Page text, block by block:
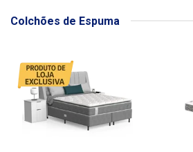
Colchões de Espuma